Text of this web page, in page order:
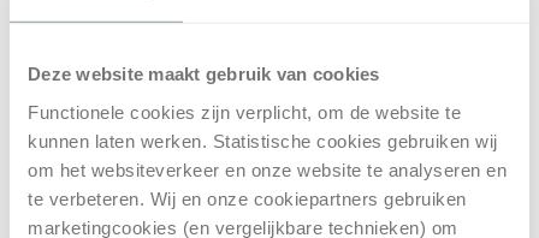
Deze website maakt gebruik van cookies
Functionele cookies zijn verplicht, om de website te
kunnen laten werken. Statistische cookies gebruiken wij
om het websiteverkeer en onze website te analyseren en
te verbeteren. Wij en onze cookiepartners gebruiken
marketingcookies (en vergelijkbare technieken) om
Heerhugowaard? Neem